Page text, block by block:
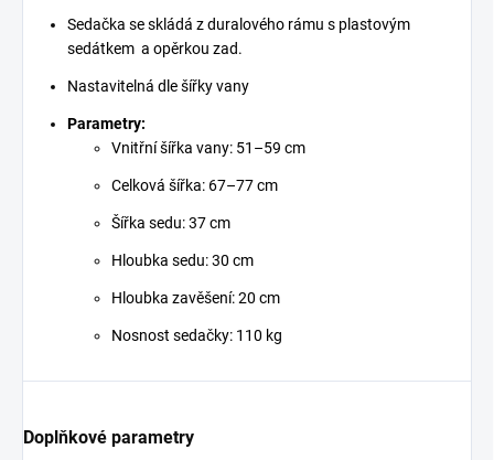
Sedačka se skládá z duralového rámu s plastovým
sedátkem a opěrkou zad.
Nastavitelná dle šířky vany
Parametry:
Vnitřní šířka vany: 51–59 cm
Celková šířka: 67–77 cm
Šířka sedu: 37 cm
Hloubka sedu: 30 cm
Hloubka zavěšení: 20 cm
Nosnost sedačky: 110 kg
Doplňkové parametry